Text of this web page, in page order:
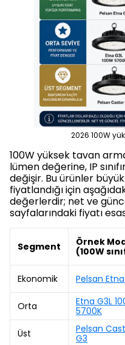
2026 100W
100W yüksek tavan
lümen değerine, IP
değişir. Bu ürünler
fiyatlandığı için
değerlerdir; net ve
sayfalarındaki fiyatı
Segment
Örnek
(100W
Ekonomik
Pelsan
Orta
Etna G3L
5700K
Üst
Pelsan
G3